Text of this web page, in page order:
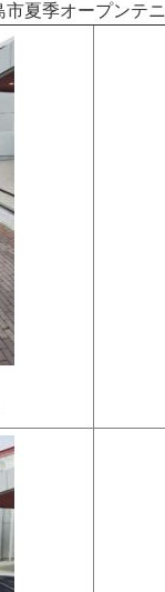
市夏季オープンテ